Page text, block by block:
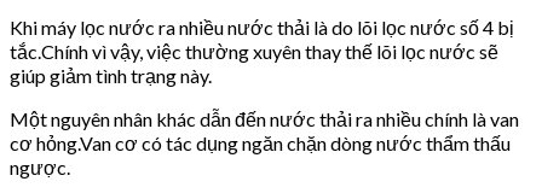
Khi máy lọc nước ra nhiều nước thải là do lõi lọc nước số 4 bị
tắc.Chính vì vậy, việc thường xuyên thay thế lõi lọc nước sẽ
giúp giảm tình trạng này.
Một nguyên nhân khác dẫn đến nước thải ra nhiều chính là van
cơ hỏng.Van cơ có tác dụng ngăn chặn dòng nước thẩm thấu
ngược.